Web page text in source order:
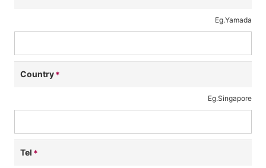
Eg.Yamada
Country
Eg.Singapore
Tel